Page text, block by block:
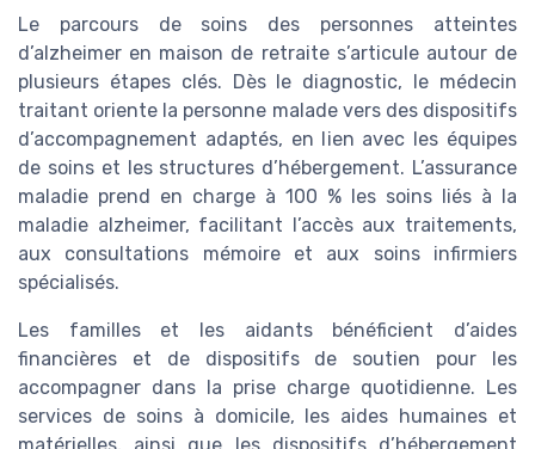
Le parcours de soins des personnes atteintes
d’alzheimer en maison de retraite s’articule autour de
plusieurs étapes clés. Dès le diagnostic, le médecin
traitant oriente la personne malade vers des dispositifs
d’accompagnement adaptés, en lien avec les équipes
de soins et les structures d’hébergement. L’assurance
maladie prend en charge à 100 % les soins liés à la
maladie alzheimer, facilitant l’accès aux traitements,
aux consultations mémoire et aux soins infirmiers
spécialisés.
Les familles et les aidants bénéficient d’aides
financières et de dispositifs de soutien pour les
accompagner dans la prise charge quotidienne. Les
services de soins à domicile, les aides humaines et